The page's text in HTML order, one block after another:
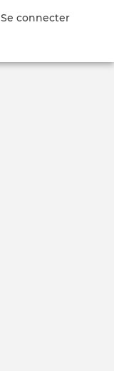
Se connecter